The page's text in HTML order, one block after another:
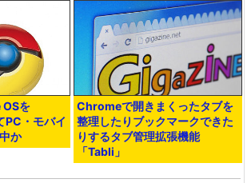
を
・モバイ
か
Chromeで開きまくったタブを
整理したりブックマークできた
りするタブ管理拡張機能
「Tabli」